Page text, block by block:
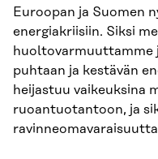
Euroopan ja Suomen
energiakriisiin. Siksi
huoltovarmuuttamme
puhtaan ja kestävän
heijastuu vaikeuksina
ruoantuotantoon, ja